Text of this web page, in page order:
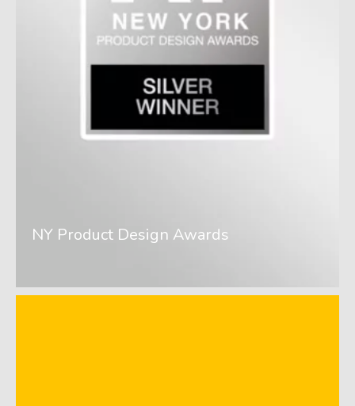
NY Product Design Awards